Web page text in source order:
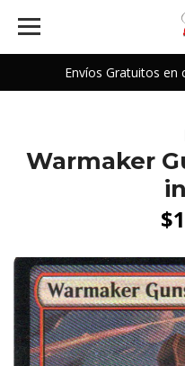
Envíos Gratuitos en
Warmaker